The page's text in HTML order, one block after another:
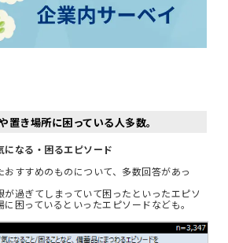
置き場所に困っている人多数。
なる・困るエピソード
すすめのものについて、多数回答があっ
が過ぎてしまっていて困ったといったエピソ
困っているといったエピソードなども。